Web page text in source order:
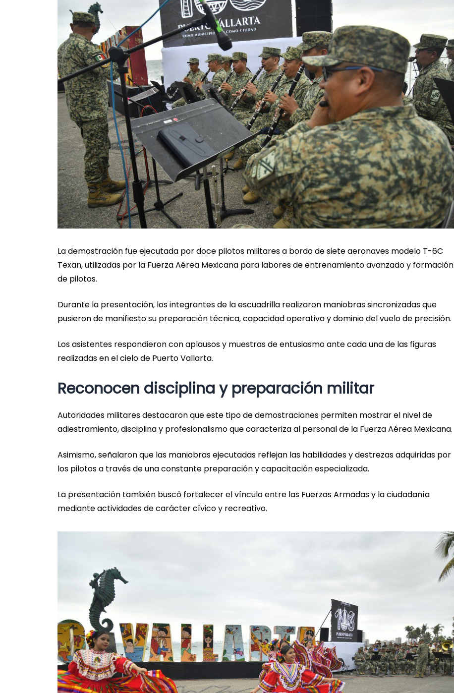
La demostración fue ejecutada por doce pilotos militares a bordo de siete aeronaves modelo T-6C
Texan, utilizadas por la Fuerza Aérea Mexicana para labores de entrenamiento avanzado y formación
de pilotos.
Durante la presentación, los integrantes de la escuadrilla realizaron maniobras sincronizadas que
pusieron de manifiesto su preparación técnica, capacidad operativa y dominio del vuelo de precisión.
Los asistentes respondieron con aplausos y muestras de entusiasmo ante cada una de las figuras
realizadas en el cielo de Puerto Vallarta.
Reconocen disciplina y preparación militar
Autoridades militares destacaron que este tipo de demostraciones permiten mostrar el nivel de
adiestramiento, disciplina y profesionalismo que caracteriza al personal de la Fuerza Aérea Mexicana.
Asimismo, señalaron que las maniobras ejecutadas reflejan las habilidades y destrezas adquiridas por
los pilotos a través de una constante preparación y capacitación especializada.
La presentación también buscó fortalecer el vínculo entre las Fuerzas Armadas y la ciudadanía
mediante actividades de carácter cívico y recreativo.